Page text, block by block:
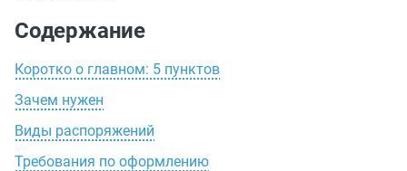
Содержание
Коротко о главном: 5 пунктов
Зачем нужен
Виды распоряжений
Требования по оформлению